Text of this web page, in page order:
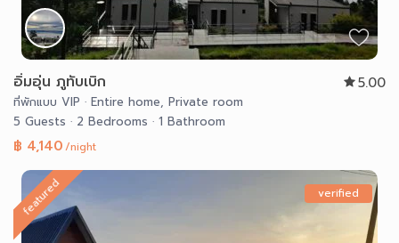
อิ่มอุ่น ภูทับเบิก 5.00
ที่พักแบบ VIP · Entire home,Private room
5 Guests· 2 Bedrooms· 1 Bathroom
฿ 4,140/night
featured verified